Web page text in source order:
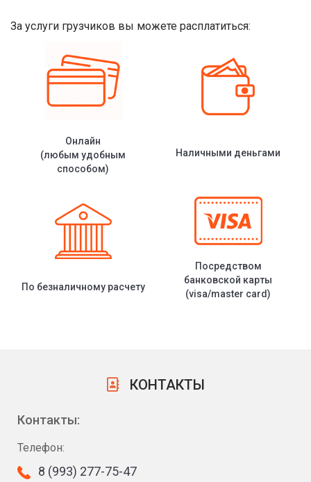
За услуги грузчиков вы можете расплатиться:
Онлайн
(любым удобным
способом)
Наличными деньгами
По безналичному расчету
Посредством
банковской карты
(visa/master card)
КОНТАКТЫ
Контакты:
Телефон:
8 (993) 277-75-47